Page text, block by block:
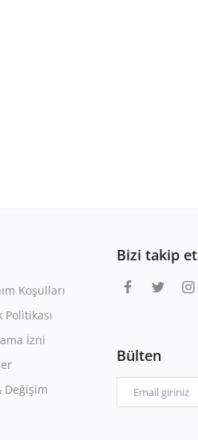
Koşulları
Politikası
İzni
Değişim
Bizi takip et
Bülten